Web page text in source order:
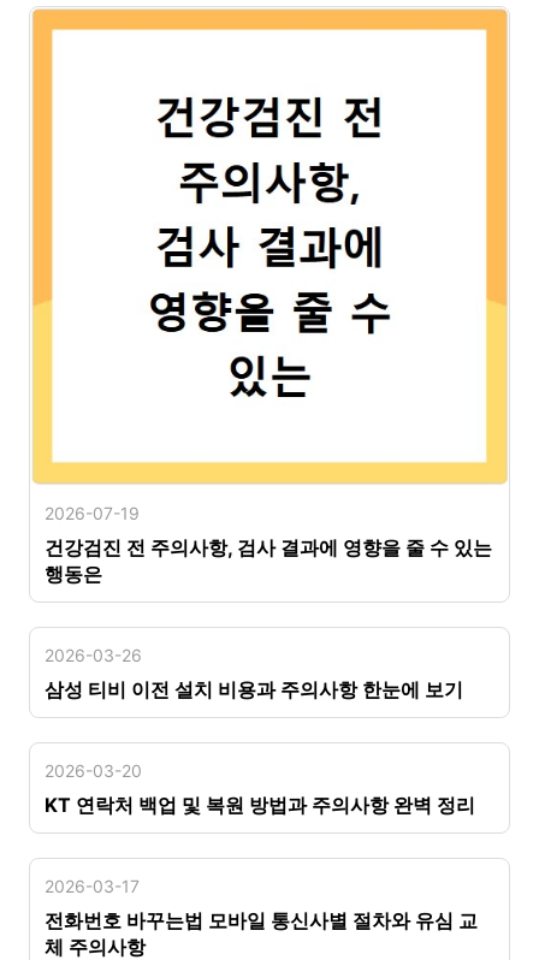
2026-07-19
건강검진 전 주의사항, 검사 결과에 영향을 줄 수 있는
행동은
2026-03-26
삼성 티비 이전 설치 비용과 주의사항 한눈에 보기
2026-03-20
KT 연락처 백업 및 복원 방법과 주의사항 완벽 정리
2026-03-17
전화번호 바꾸는법 모바일 통신사별 절차와 유심 교
체 주의사항